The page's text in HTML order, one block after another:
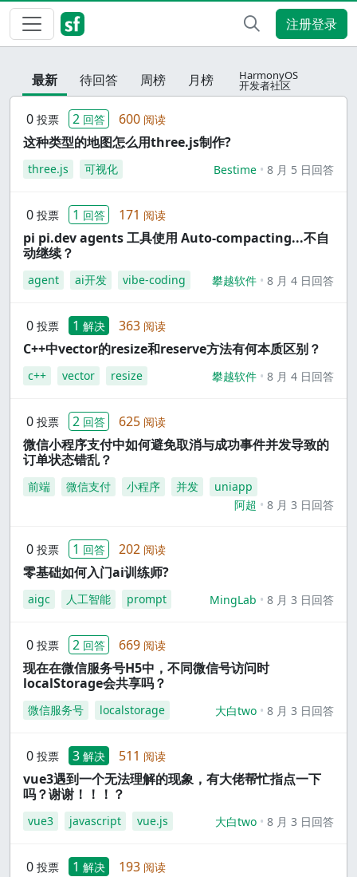
注册登录
最新 待回答 周榜 月榜 HarmonyOS
开发者社区
0 投票 2 回答 600 阅读
这种类型的地图怎么用three.js制作?
three.js 可视化 Bestime 8 月 5 日回答
0 投票 1 回答 171 阅读
pi pi.dev agents 工具使用 Auto-compacting...不自
动继续？
agent ai开发 vibe-coding 攀越软件 8 月 4 日回答
0 投票 1 解决 363 阅读
C++中vector的resize和reserve方法有何本质区别？
c++ vector resize 攀越软件 8 月 4 日回答
0 投票 2 回答 625 阅读
微信小程序支付中如何避免取消与成功事件并发导致的
订单状态错乱？
前端 微信支付 小程序 并发
uniapp
阿超
8 月 3 日回答
0 投票 1 回答 202 阅读
零基础如何入门ai训练师?
aigc 人工智能 prompt MingLab 8 月 3 日回答
0 投票 2 回答 669 阅读
现在在微信服务号H5中，不同微信号访问时
localStorage会共享吗？
微信服务号 localstorage 大白two 8 月 3 日回答
0 投票 3 解决 511 阅读
vue3遇到一个无法理解的现象，有大佬帮忙指点一下
吗？谢谢！！！？
vue3 javascript vue.js 大白two 8 月 3 日回答
0 投票 1 解决 193 阅读